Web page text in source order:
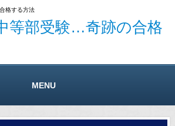
格する方法
等部受験…奇跡の合格
MENU